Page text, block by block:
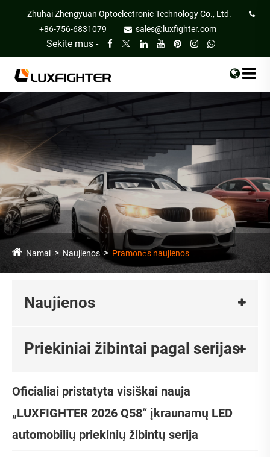
Zhuhai Zhengyuan Optoelectronic Technology Co., Ltd.
+86-756-6831079
sales@luxfighter.com
Sekite mus -
Namai Naujienos Pramonės naujienos
Naujienos
Priekiniai žibintai pagal serijas
Oficialiai pristatyta visiškai nauja
„LUXFIGHTER 2026 Q58“ įkraunamų LED
automobilių priekinių žibintų serija